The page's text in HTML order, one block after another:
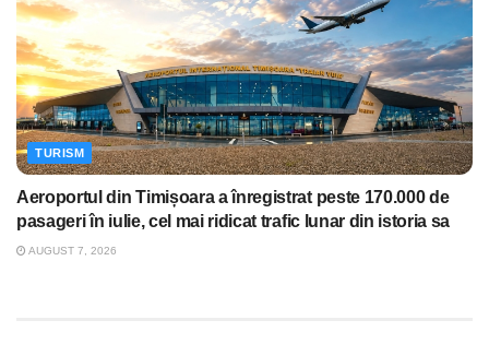
TURISM
Aeroportul din Timișoara a înregistrat peste 170.000 de
pasageri în iulie, cel mai ridicat trafic lunar din istoria sa
AUGUST 7, 2026